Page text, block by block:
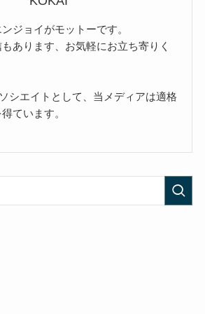
ジョイがモットーです。
あります、お気軽にお立ち寄りく
シエイトとして、当メディアは適格
ています。